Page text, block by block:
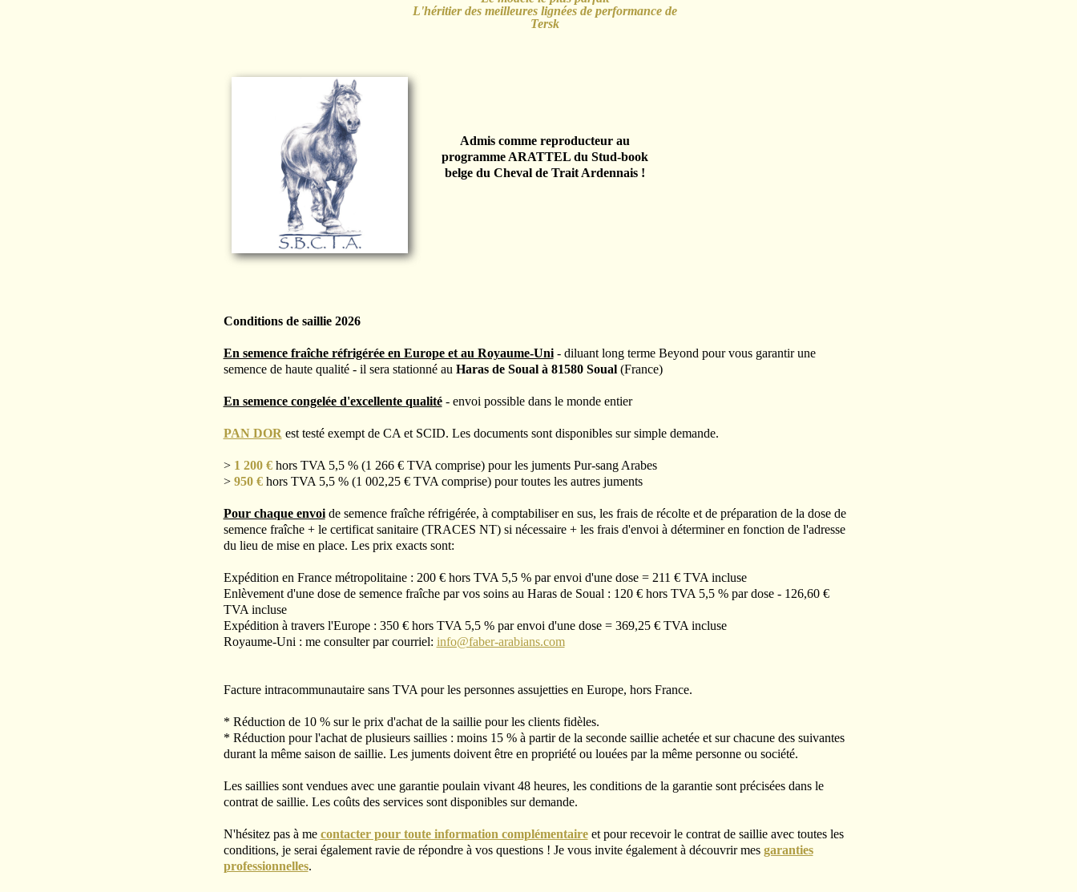
Conditions de saillie 2026
En semence fraîche réfrigérée en Europe et au Royaume-Uni- diluant long terme Beyond pour vous garantir une
semence de haute qualité - il sera stationné au Haras de Soual à 81580 Soual (France)
En semence congelée d'excellente qualité- envoi possible dans le monde entier
PAN DOR est testé exempt de CA et SCID. Les documents sont disponibles sur simple demande.
> 1 200 €hors TVA 5,5 % (1 266 € TVA comprise) pour les juments Pur-sang Arabes
> 950 € hors TVA 5,5 % (1 002,25 € TVA comprise) pour toutes les autres juments
Pour chaque envoide semence fraîche réfrigérée, à comptabiliser en sus, les frais de récolte et de préparation de la dose de
semence fraîche + le certificat sanitaire (TRACES NT) si nécessaire + les frais d'envoi à déterminer en fonction de l'adresse
du lieu de mise en place. Les prix exacts sont:
Expédition en France métropolitaine : 200 € hors TVA 5,5 % par envoi d'une dose = 211 € TVA incluse
Enlèvement d'une dose de semence fraîche par vos soins au Haras de Soual : 120 € hors TVA 5,5 % par dose - 126,60 €
TVA incluse
Expédition à travers l'Europe : 350 € hors TVA 5,5 % par envoi d'une dose = 369,25 € TVA incluse
Royaume-Uni : me consulter par courriel: info@faber-arabians.com
Facture intracommunautaire sans TVA pour les personnes assujetties en Europe, hors France.
* Réduction de 10 % sur le prix d'achat de la saillie pour les clients fidèles.
* Réduction pour l'achat de plusieurs saillies : moins 15 % à partir de la seconde saillie achetée et sur chacune des suivantes
durant la même saison de saillie. Les juments doivent être en propriété ou louées par la même personne ou société.
Les saillies sont vendues avec une garantie poulain vivant 48 heures, les conditions de la garantie sont précisées dans le
contrat de saillie. Les coûts des services sont disponibles sur demande.
N'hésitez pas à me contacter pour toute information complémentaireet pour recevoir le contrat de saillie avec toutes les
conditions, je serai également ravie de répondre à vos questions ! Je vous invite également à découvrir mes garanties
professionnelles.
L'héritier des meilleures lignées de performance de
Tersk
Admis comme reproducteur au
programme ARATTEL du Stud-book
belge du Cheval de Trait Ardennais !